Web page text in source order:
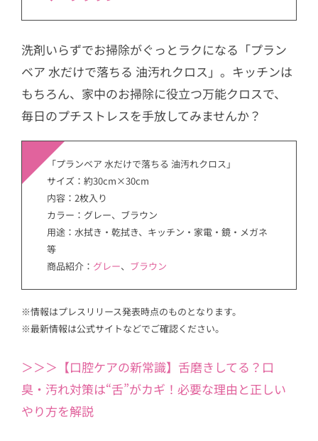
洗剤いらずでお掃除がぐっとラクになる「プラン
ベア 水だけで落ちる 油汚れクロス」。キッチンは
もちろん、家中のお掃除に役立つ万能クロスで、
毎日のプチストレスを手放してみませんか？
「プランベア 水だけで落ちる 油汚れクロス」
サイズ：約30cm×30cm
内容：2枚入り
カラー：グレー、ブラウン
用途：水拭き・乾拭き、キッチン・家電・鏡・メガネ
等
商品紹介： グレー、 ブラウン
※情報はプレスリリース発表時点のものとなります。
※最新情報は公式サイトなどでご確認ください。
＞＞＞【口腔ケアの新常識】舌磨きしてる？口
臭・汚れ対策は“舌”がカギ！必要な理由と正しい
やり方を解説